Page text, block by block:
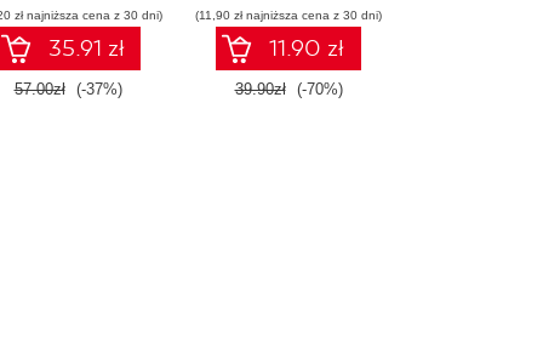
zł najniższa cena z 30 dni)
35.91 zł
57.00zł (-37%)
(11,90 zł najniższa cena z 30 dni)
11.90 zł
39.90zł (-70%)